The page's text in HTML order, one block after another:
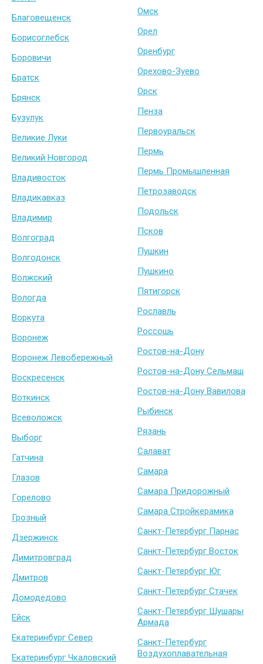
Благовещенск
Борисоглебск
Боровичи
Братск
Брянск
Бузулук
Великие Луки
Великий Новгород
Владивосток
Владикавказ
Владимир
Волгоград
Волгодонск
Волжский
Вологда
Воркута
Воронеж
Воронеж Левобережный
Воскресенск
Воткинск
Всеволожск
Выборг
Гатчина
Глазов
Горелово
Грозный
Дзержинск
Димитровград
Дмитров
Домодедово
Ейск
Екатеринбург Север
Екатеринбург Чкаловский
Омск
Орел
Оренбург
Орехово-Зуево
Орск
Пенза
Первоуральск
Пермь
Пермь Промышленная
Петрозаводск
Подольск
Псков
Пушкин
Пушкино
Пятигорск
Рославль
Россошь
Ростов-на-Дону
Ростов-на-Дону Сельмаш
Ростов-на-Дону Вавилова
Рыбинск
Рязань
Салават
Самара
Самара Придорожный
Самара Стройкерамика
Санкт-Петербург Парнас
Санкт-Петербург Восток
Санкт-Петербург Юг
Санкт-Петербург Стачек
Санкт-Петербург Шушары
Армада
Санкт-Петербург
Воздухоплавательная